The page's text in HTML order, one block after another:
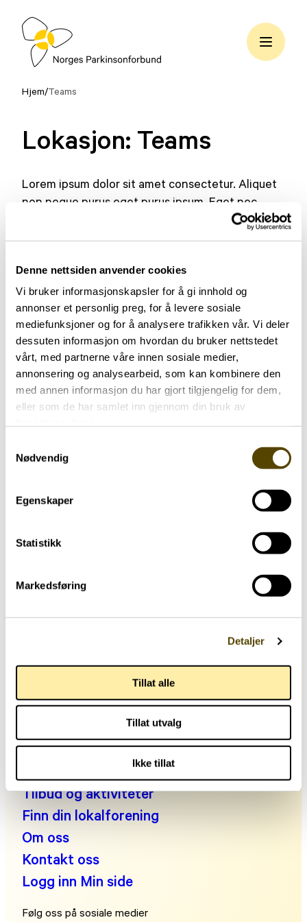
Denne nettsiden anvender cookies
Vi bruker informasjonskapsler for å gi innhold og
annonser et personlig preg, for å levere sosiale
mediefunksjoner og for å analysere trafikken vår. Vi deler
dessuten informasjon om hvordan du bruker nettstedet
vårt, med partnerne våre innen sosiale medier,
annonsering og analysearbeid, som kan kombinere den
med annen informasjon du har gjort tilgjengelig for dem,
eller som de har samlet inn gjennom din bruk av
Nødvendig
Egenskaper
Statistikk
Markedsføring
Detaljer
Tillat alle
Tillat utvalg
Ikke tillat
Hopp
innholdNorges
Hjem/Teams
Lokasjon: Teams
Lorem ipsum dolor sit amet consectetur. Aliquet
non neque purus eget purus ipsum. Eget nec
ornare vulputate malesuada ultrices nulla.
17. april
Nytt infomøte om Funkis
Storgata 33, oppgang A, 0184 Oslo
E-post:post@parkinson.no
Fakta om parkinson
Leve med parkinson
Engasjer deg!
Noen å snakke med?
Tilbud og aktiviteter
Finn din lokalforening
Om oss
Kontakt oss
Logg inn Min side
Følg oss på sosiale medier